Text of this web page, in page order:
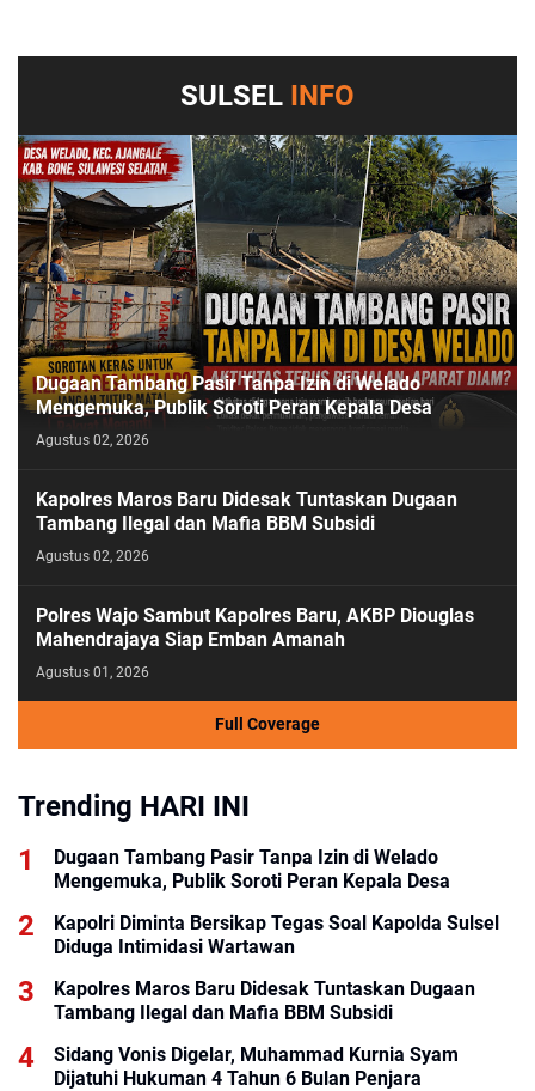
SULSEL INFO
Dugaan Tambang Pasir Tanpa Izin di Welado
Mengemuka, Publik Soroti Peran Kepala Desa
Agustus 02, 2026
Kapolres Maros Baru Didesak Tuntaskan Dugaan
Tambang Ilegal dan Mafia BBM Subsidi
Agustus 02, 2026
Polres Wajo Sambut Kapolres Baru, AKBP Diouglas
Mahendrajaya Siap Emban Amanah
Agustus 01, 2026
Full Coverage
Trending HARI INI
Dugaan Tambang Pasir Tanpa Izin di Welado
Mengemuka, Publik Soroti Peran Kepala Desa
Kapolri Diminta Bersikap Tegas Soal Kapolda Sulsel
Diduga Intimidasi Wartawan
Kapolres Maros Baru Didesak Tuntaskan Dugaan
Tambang Ilegal dan Mafia BBM Subsidi
Sidang Vonis Digelar, Muhammad Kurnia Syam
Dijatuhi Hukuman 4 Tahun 6 Bulan Penjara